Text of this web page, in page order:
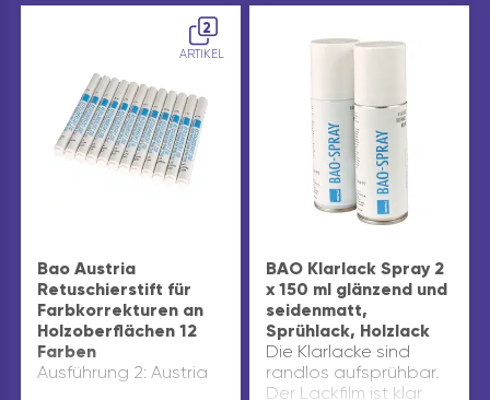
2
ARTIKEL
Bao Austria
Retuschierstift für
Farbkorrekturen an
Holzoberflächen 12
Farben
Ausführung 2: Austria
BAO Klarlack Spray 2
x 150 ml glänzend und
seidenmatt,
Sprühlack, Holzlack
Die Klarlacke sind
randlos aufsprühbar.
Der Lackfilm ist klar